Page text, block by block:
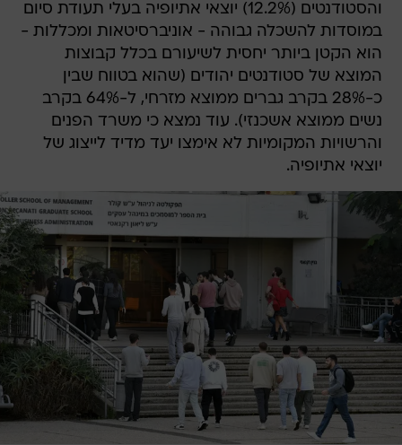
והסטודנטים (12.2%) יוצאי אתיופיה בעלי תעודת סיום
במוסדות להשכלה גבוהה - אוניברסיטאות ומכללות -
הוא הקטן ביותר יחסית לשיעורם בכלל קבוצות
המוצא של סטודנטים יהודים (שהוא בטווח שבין
כ-28% בקרב גברים ממוצא מזרחי, ל-64% בקרב
נשים ממוצא אשכנזי). עוד נמצא כי משרד הפנים
והרשויות המקומיות לא אימצו יעד מדיד לייצוג של
יוצאי אתיופיה.